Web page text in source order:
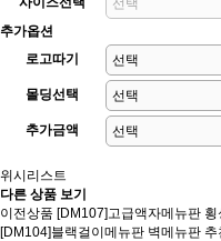
추가옵션
로고따기
몰딩선택
추가금액
위시리스트
다른 상품 보기
이전상품 [DM107]고급액자메뉴판
[DM104]블랙걸이메뉴판 벽메뉴판